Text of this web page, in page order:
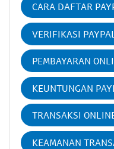
CARA DAFTAR
VERIFIKASI PAYPAL
PEMBAYARAN
KEUNTUNGAN
TRANSAKSI
KEAMANAN